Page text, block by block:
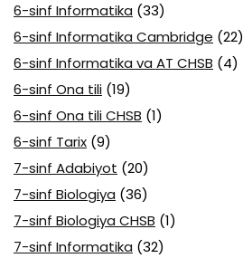
6-sinf Informatika (33)
6-sinf Informatika Cambridge (22)
6-sinf Informatika va AT CHSB (4)
6-sinf Ona tili (19)
6-sinf Ona tili CHSB (1)
6-sinf Tarix (9)
7-sinf Adabiyot (20)
7-sinf Biologiya (36)
7-sinf Biologiya CHSB (1)
7-sinf Informatika (32)